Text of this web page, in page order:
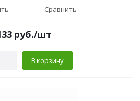
Сравнить
руб./шт
В корзину